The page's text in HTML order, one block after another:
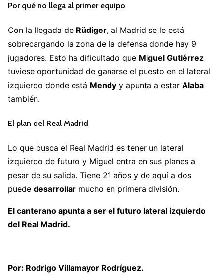
Por qué no llega al primer equipo
Con la llegada de Rüdiger, al Madrid se le está
sobrecargando la zona de la defensa donde hay 9
jugadores. Esto ha dificultado que Miguel Gutiérrez
tuviese oportunidad de ganarse el puesto en el lateral
izquierdo donde está Mendy y apunta a estar Alaba
también.
El plan del Real Madrid
Lo que busca el Real Madrid es tener un lateral
izquierdo de futuro y Miguel entra en sus planes a
pesar de su salida. Tiene 21 años y de aquí a dos
puede desarrollar mucho en primera división.
El canterano apunta a ser el futuro lateral izquierdo
del Real Madrid.
Por: Rodrigo Villamayor Rodríguez.